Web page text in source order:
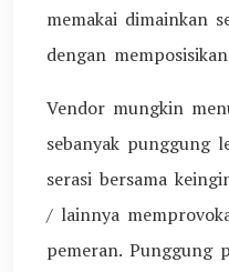
memakai dimainkan
dengan
Vendor mungkin
sebanyak punggung
serasi bersama
/ lainnya
pemeran. Punggung